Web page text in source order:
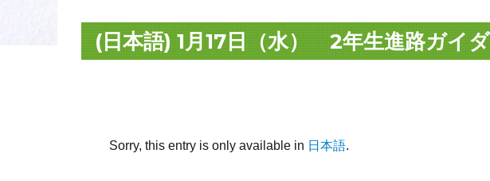
(日本語) 1月17日（水） 2年生進路ガイ
Sorry, this entry is only available in 日本語.